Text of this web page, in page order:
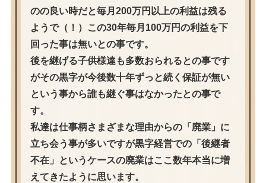
のの良い時だと毎月200万円以上の利益は残る
ようで（！）この30年毎月100万円の利益を下
回った事は無いとの事です。
後を継げる子供様達も多数おられるとの事です
がその黒字が今後数十年ずっと続く保証が無い
という事から誰も継ぐ事はなかったとの事で
す。
私達は仕事柄さまざまな理由からの「廃業」に
立ち会う事が多いですが黒字経営での「後継者
不在」というケースの廃業はここ数年本当に増
えてきたように思います。